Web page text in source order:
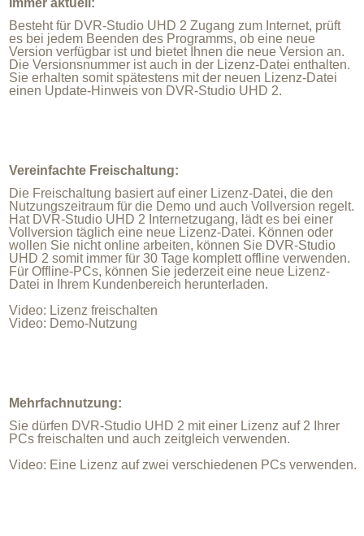
Besteht für DVR-Studio UHD 2 Zugang zum Internet, prüft
es bei jedem Beenden des Programms, ob eine neue
Version verfügbar ist und bietet Ihnen die neue Version an.
Die Versionsnummer ist auch in der Lizenz-Datei enthalten.
Sie erhalten somit spätestens mit der neuen Lizenz-Datei
einen Update-Hinweis von DVR-Studio UHD 2.
Vereinfachte Freischaltung:
Die Freischaltung basiert auf einer Lizenz-Datei, die den
Nutzungszeitraum für die Demo und auch Vollversion regelt.
Hat DVR-Studio UHD 2 Internetzugang, lädt es bei einer
Vollversion täglich eine neue Lizenz-Datei. Können oder
wollen Sie nicht online arbeiten, können Sie DVR-Studio
UHD 2 somit immer für 30 Tage komplett offline verwenden.
Für Offline-PCs, können Sie jederzeit eine neue Lizenz-
Datei in Ihrem Kundenbereich herunterladen.
Video: Lizenz freischalten
Video: Demo-Nutzung
Mehrfachnutzung:
Sie dürfen DVR-Studio UHD 2 mit einer Lizenz auf 2 Ihrer
PCs freischalten und auch zeitgleich verwenden.
Video: Eine Lizenz auf zwei verschiedenen PCs verwenden.